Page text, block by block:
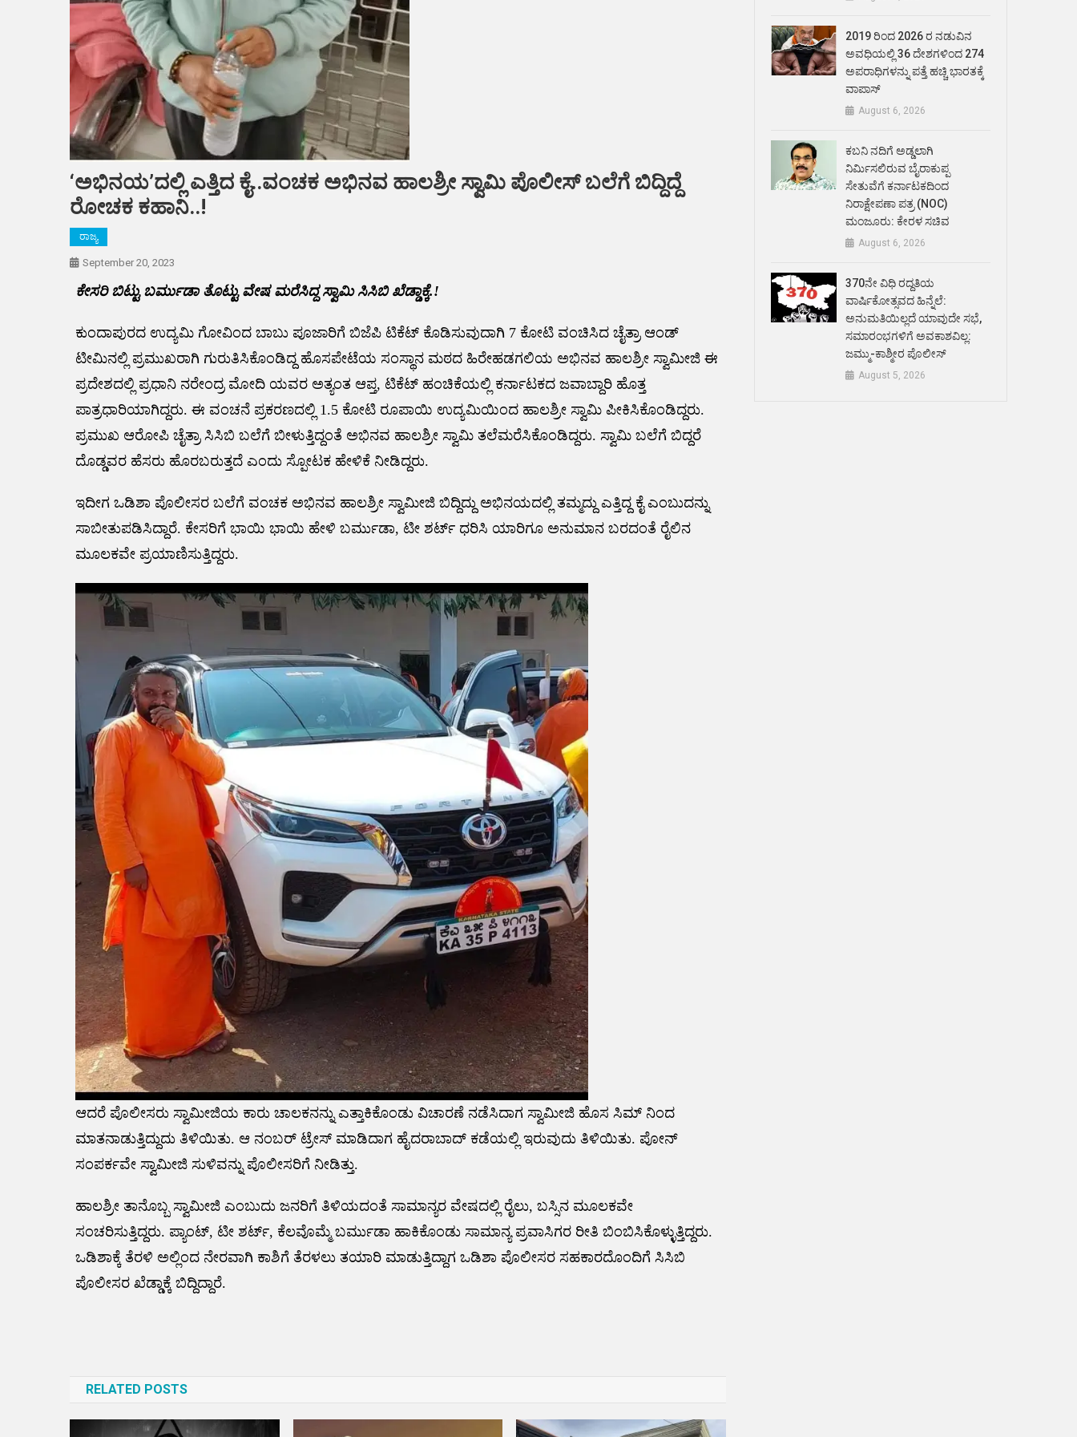
‘ಅಭಿನಯ’ದಲ್ಲಿ ಎತ್ತಿದ ಕೈ..ವಂಚಕ ಅಭಿನವ ಹಾಲಶ್ರೀ ಸ್ವಾಮಿ ಪೊಲೀಸ್ ಬಲೆಗೆ ಬಿದ್ದಿದ್ದೆ
ರೋಚಕ ಕಹಾನಿ..!
ರಾಜ್ಯ
September 20, 2023
ಕೇಸರಿ ಬಿಟ್ಟು ಬರ್ಮುಡಾ ತೊಟ್ಟು ವೇಷ ಮರೆಸಿದ್ದ ಸ್ವಾಮಿ ಸಿಸಿಬಿ ಖೆಡ್ಡಾಕ್ಕೆ.!
ಕುಂದಾಪುರದ ಉದ್ಯಮಿ ಗೋವಿಂದ ಬಾಬು ಪೂಜಾರಿಗೆ ಬಿಜೆಪಿ ಟಿಕೆಟ್ ಕೊಡಿಸುವುದಾಗಿ 7 ಕೋಟಿ ವಂಚಿಸಿದ ಚೈತ್ರಾ ಆಂಡ್
ಟೀಮಿನಲ್ಲಿ ಪ್ರಮುಖರಾಗಿ ಗುರುತಿಸಿಕೊಂಡಿದ್ದ ಹೊಸಪೇಟೆಯ ಸಂಸ್ಥಾನ ಮಠದ ಹಿರೇಹಡಗಲಿಯ ಅಭಿನವ ಹಾಲಶ್ರೀ ಸ್ವಾಮೀಜಿ ಈ
ಪ್ರದೇಶದಲ್ಲಿ ಪ್ರಧಾನಿ ನರೇಂದ್ರ ಮೋದಿ ಯವರ ಅತ್ಯಂತ ಆಪ್ತ, ಟಿಕೆಟ್ ಹಂಚಿಕೆಯಲ್ಲಿ ಕರ್ನಾಟಕದ ಜವಾಬ್ದಾರಿ ಹೊತ್ತ
ಪಾತ್ರಧಾರಿಯಾಗಿದ್ದರು. ಈ ವಂಚನೆ ಪ್ರಕರಣದಲ್ಲಿ 1.5 ಕೋಟಿ ರೂಪಾಯಿ ಉದ್ಯಮಿಯಿಂದ ಹಾಲಶ್ರೀ ಸ್ವಾಮಿ ಪೀಕಿಸಿಕೊಂಡಿದ್ದರು.
ಪ್ರಮುಖ ಆರೋಪಿ ಚೈತ್ರಾ ಸಿಸಿಬಿ ಬಲೆಗೆ ಬೀಳುತ್ತಿದ್ದಂತೆ ಅಭಿನವ ಹಾಲಶ್ರೀ ಸ್ವಾಮಿ ತಲೆಮರೆಸಿಕೊಂಡಿದ್ದರು. ಸ್ವಾಮಿ ಬಲೆಗೆ ಬಿದ್ದರೆ
ದೊಡ್ಡವರ ಹೆಸರು ಹೊರಬರುತ್ತದೆ ಎಂದು ಸ್ಪೋಟಕ ಹೇಳಿಕೆ ನೀಡಿದ್ದರು.
ಇದೀಗ ಒಡಿಶಾ ಪೊಲೀಸರ ಬಲೆಗೆ ವಂಚಕ ಅಭಿನವ ಹಾಲಶ್ರೀ ಸ್ವಾಮೀಜಿ ಬಿದ್ದಿದ್ದು ಅಭಿನಯದಲ್ಲಿ ತಮ್ಮದ್ದು ಎತ್ತಿದ್ದ ಕೈ ಎಂಬುದನ್ನು
ಸಾಬೀತುಪಡಿಸಿದ್ದಾರೆ. ಕೇಸರಿಗೆ ಭಾಯಿ ಭಾಯಿ ಹೇಳಿ ಬರ್ಮುಡಾ, ಟೀ ಶರ್ಟ್ ಧರಿಸಿ ಯಾರಿಗೂ ಅನುಮಾನ ಬರದಂತೆ ರೈಲಿನ
ಮೂಲಕವೇ ಪ್ರಯಾಣಿಸುತ್ತಿದ್ದರು.
ಆದರೆ ಪೊಲೀಸರು ಸ್ವಾಮೀಜಿಯ ಕಾರು ಚಾಲಕನನ್ನು ಎತ್ತಾಕಿಕೊಂಡು ವಿಚಾರಣೆ ನಡೆಸಿದಾಗ ಸ್ವಾಮೀಜಿ ಹೊಸ ಸಿಮ್ ನಿಂದ
ಮಾತನಾಡುತ್ತಿದ್ದುದು ತಿಳಿಯಿತು. ಆ ನಂಬರ್ ಟ್ರೇಸ್ ಮಾಡಿದಾಗ ಹೈದರಾಬಾದ್ ಕಡೆಯಲ್ಲಿ ಇರುವುದು ತಿಳಿಯಿತು. ಪೋನ್
ಸಂಪರ್ಕವೇ ಸ್ವಾಮೀಜಿ ಸುಳಿವನ್ನು ಪೊಲೀಸರಿಗೆ ನೀಡಿತ್ತು.
ಹಾಲಶ್ರೀ ತಾನೊಬ್ಬ ಸ್ವಾಮೀಜಿ ಎಂಬುದು ಜನರಿಗೆ ತಿಳಿಯದಂತೆ ಸಾಮಾನ್ಯರ ವೇಷದಲ್ಲಿ ರೈಲು, ಬಸ್ಸಿನ ಮೂಲಕವೇ
ಸಂಚರಿಸುತ್ತಿದ್ದರು. ಪ್ಯಾಂಟ್, ಟೀ ಶರ್ಟ್, ಕೆಲವೊಮ್ಮೆ ಬರ್ಮುಡಾ ಹಾಕಿಕೊಂಡು ಸಾಮಾನ್ಯ ಪ್ರವಾಸಿಗರ ರೀತಿ ಬಿಂಬಿಸಿಕೊಳ್ಳುತ್ತಿದ್ದರು.
ಒಡಿಶಾಕ್ಕೆ ತೆರಳಿ ಅಲ್ಲಿಂದ ನೇರವಾಗಿ ಕಾಶಿಗೆ ತೆರಳಲು ತಯಾರಿ ಮಾಡುತ್ತಿದ್ದಾಗ ಒಡಿಶಾ ಪೊಲೀಸರ ಸಹಕಾರದೊಂದಿಗೆ ಸಿಸಿಬಿ
ಪೊಲೀಸರ ಖೆಡ್ಡಾಕ್ಕೆ ಬಿದ್ದಿದ್ದಾರೆ.
RELATED POSTS
2019 ರಿಂದ 2026 ರ ನಡುವಿನ
ಅವಧಿಯಲ್ಲಿ 36 ದೇಶಗಳಿಂದ 274
ಅಪರಾಧಿಗಳನ್ನು ಪತ್ತೆ ಹಚ್ಚಿ ಭಾರತಕ್ಕೆ
ವಾಪಾಸ್
August 6, 2026
ಕಬನಿ ನದಿಗೆ ಅಡ್ಡಲಾಗಿ
ನಿರ್ಮಿಸಲಿರುವ ಬೈರಾಕುಪ್ಪ
ಸೇತುವೆಗೆ ಕರ್ನಾಟಕದಿಂದ
ನಿರಾಕ್ಷೇಪಣಾ ಪತ್ರ (NOC)
ಮಂಜೂರು: ಕೇರಳ ಸಚಿವ
August 6, 2026
370ನೇ ವಿಧಿ ರದ್ದತಿಯ
ವಾರ್ಷಿಕೋತ್ಸವದ ಹಿನ್ನೆಲೆ:
ಅನುಮತಿಯಿಲ್ಲದೆ ಯಾವುದೇ ಸಭೆ,
ಸಮಾರಂಭಗಳಿಗೆ ಅವಕಾಶವಿಲ್ಲ:
ಜಮ್ಮು-ಕಾಶ್ಮೀರ ಪೊಲೀಸ್
August 5, 2026